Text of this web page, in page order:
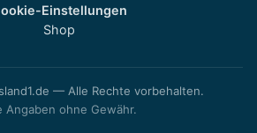
Einstellungen
Shop
— Alle Rechte vorbehalten.
Angaben ohne Gewähr.